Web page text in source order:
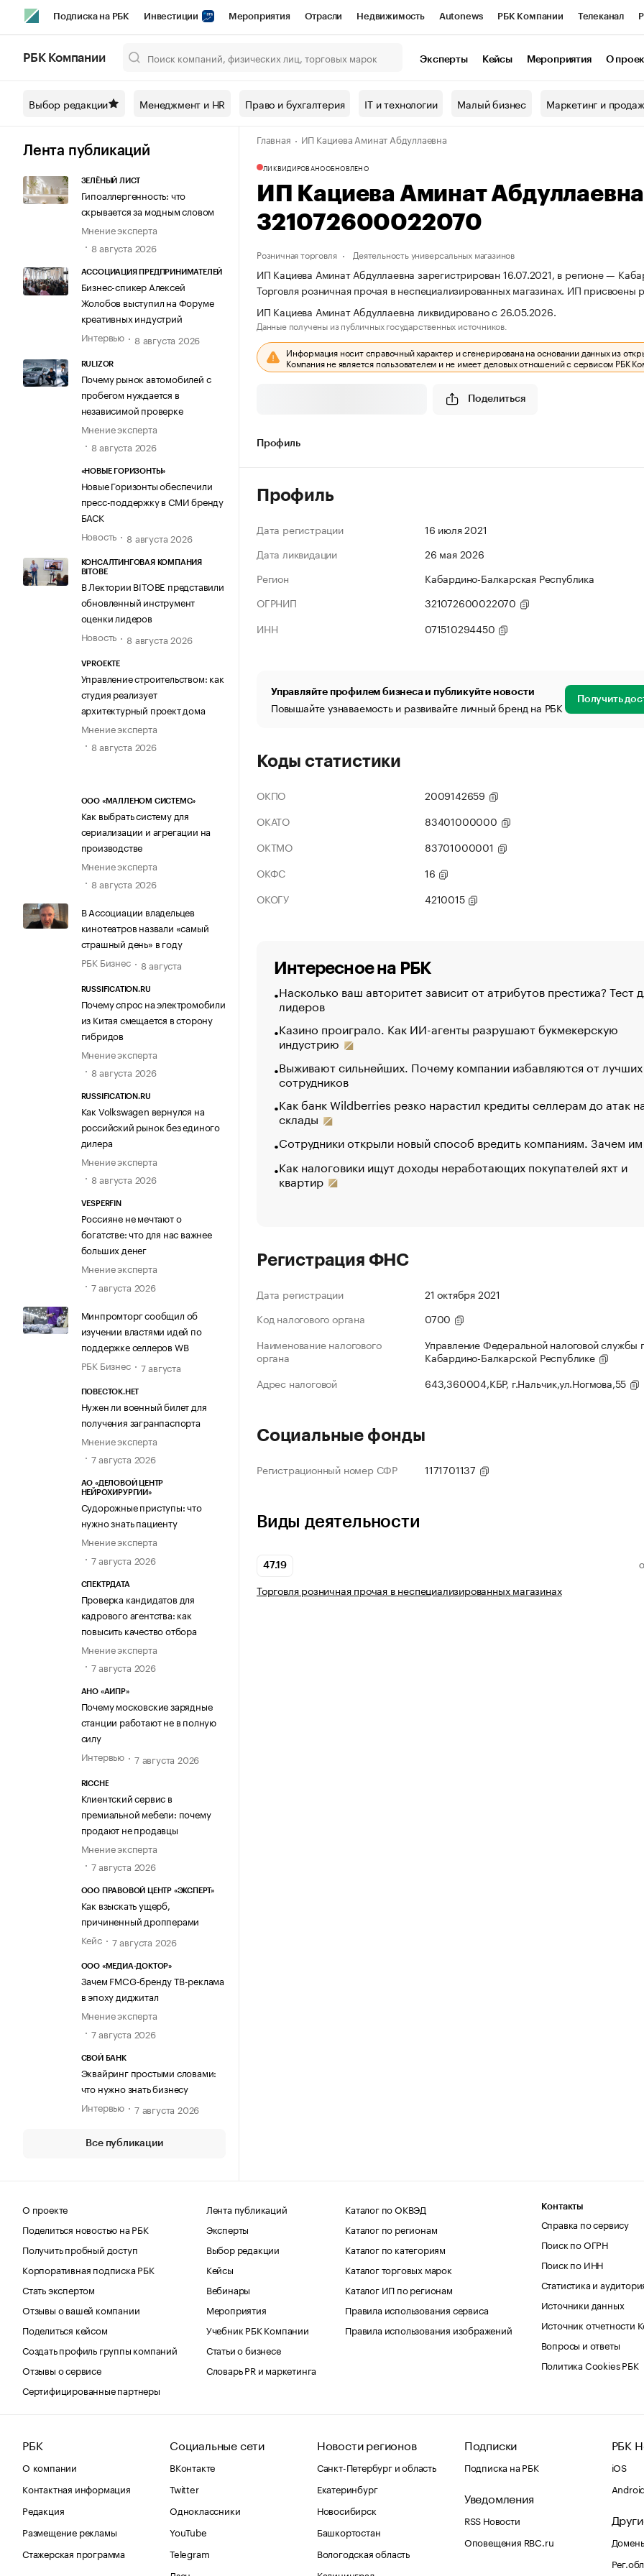
Подписка на РБК Инвестиции Мероприятия Отрасли Недвижимость Autonews РБК Компании Телеканал
Спецпроекты СПб Конференции СПб Спецпроекты Проверка контрагентов
Технологии и медиа Рынок наличной валюты
РБК Компании Эксперты Кейсы Мероприятия О
Выбор редакции Менеджмент и HR Право и бухгалтерия IT и технологии Малый бизнес Маркетинг и
Лента публикаций
ЗЕЛЁНЫЙ ЛИСТ
Гипоаллергенность: что
скрывается за модным словом
Мнение эксперта
8 августа 2026
АССОЦИАЦИЯ ПРЕДПРИНИМАТЕЛЕЙ
Бизнес-спикер Алексей
Жолобов выступил на Форуме
креативных индустрий
Интервью
8 августа 2026
RULIZOR
Почему рынок автомобилей с
пробегом нуждается в
независимой проверке
Мнение эксперта
8 августа 2026
«НОВЫЕ ГОРИЗОНТЫ»
Новые Горизонты обеспечили
пресс-поддержку в СМИ бренду
БАСК
Новость
8 августа 2026
КОНСАЛТИНГОВАЯ КОМПАНИЯ
BITOBE
В Лектории BITOBE представили
обновленный инструмент
оценки лидеров
Новость
8 августа 2026
VPROEKTE
Управление строительством: как
студия реализует
архитектурный проект дома
Мнение эксперта
8 августа 2026
ООО «МАЛЛЕНОМ СИСТЕМС»
Как выбрать систему для
сериализации и агрегации на
производстве
Мнение эксперта
8 августа 2026
В Ассоциации владельцев
кинотеатров назвали «самый
страшный день» в году
РБК Бизнес
8 августа
RUSSIFICATION.RU
Почему спрос на электромобили
из Китая смещается в сторону
гибридов
Мнение эксперта
8 августа 2026
RUSSIFICATION.RU
Как Volkswagen вернулся на
российский рынок без единого
дилера
Мнение эксперта
8 августа 2026
VESPERFIN
Россияне не мечтают о
богатстве: что для нас важнее
больших денег
Мнение эксперта
7 августа 2026
Минпромторг сообщил об
изучении властями идей по
поддержке селлеров WB
РБК Бизнес
7 августа
ПОВЕСТОК.НЕТ
Нужен ли военный билет для
получения загранпаспорта
Мнение эксперта
7 августа 2026
АО «ДЕЛОВОЙ ЦЕНТР
НЕЙРОХИРУРГИИ»
Судорожные приступы: что
нужно знать пациенту
Мнение эксперта
7 августа 2026
СПЕКТРДАТА
Проверка кандидатов для
кадрового агентства: как
повысить качество отбора
Мнение эксперта
7 августа 2026
АНО «АИПР»
Почему московские зарядные
станции работают не в полную
силу
Интервью
7 августа 2026
RICCHE
Клиентский сервис в
премиальной мебели: почему
продают не продавцы
Мнение эксперта
7 августа 2026
ООО ПРАВОВОЙ ЦЕНТР «ЭКСПЕРТ»
Как взыскать ущерб,
причиненный дропперами
Кейс
7 августа 2026
ООО «МЕДИА-ДОКТОР»
Зачем FMCG-бренду ТВ-реклама
в эпоху диджитал
Мнение эксперта
7 августа 2026
СВОЙ БАНК
Эквайринг простыми словами:
что нужно знать бизнесу
Интервью
7 августа 2026
Все публикации
Главная ИП Кациева Аминат Абдуллаевна
ЛИКВИДИРОВАНООБНОВЛЕНО
ИП Кациева Аминат
321072600022070
Розничная торговля Деятельность универсальных магазинов
ИП Кациева Аминат Абдуллаевна зарегистрирован 16.07.2021, в регионе —
Торговля розничная прочая в неспециализированных магазинах. ИП
ИП Кациева Аминат Абдуллаевна ликвидировано с 26.05.2026.
Данные получены из публичных государственных источников.
Информация носит справочный характер и сгенерирована на основании данных из
Компания не является пользователем и не имеет деловых отношений с сервисом РБК
Поделиться
Профиль
Профиль
Дата регистрации
16 июля 2021
Дата ликвидации
26 мая 2026
Регион
Кабардино-Балкарская Республика
ОГРНИП
321072600022070
ИНН
071510294450
Управляйте профилем бизнеса и публикуйте новости
Повышайте узнаваемость и развивайте личный бренд на РБК Получить
Коды статистики
ОКПО
2009142659
ОКАТО
83401000000
ОКТМО
83701000001
ОКФС
16
ОКОГУ
4210015
Интересное на РБК
Насколько ваш авторитет зависит от атрибутов престижа? Тест
лидеров
Казино проиграло. Как ИИ-агенты разрушают букмекерскую
индустрию
Выживают сильнейших. Почему компании избавляются от лучших
сотрудников
Как банк Wildberries резко нарастил кредиты селлерам до атак
склады
Сотрудники открыли новый способ вредить компаниям. Зачем
Как налоговики ищут доходы неработающих покупателей яхт и
квартир
Регистрация ФНС
Дата регистрации
21 октября 2021
Код налогового органа
0700
Наименование налогового
органа
Управление Федеральной налоговой службы
Кабардино-Балкарской Республике
Адрес налоговой
643,360004,КБР, г.Нальчик,ул.Ногмова,55
Социальные фонды
Регистрационный номер СФР 1171701137
Виды деятельности
47.19
Торговля розничная прочая в неспециализированных магазинах
О проекте
Поделиться новостью на РБК
Получить пробный доступ
Корпоративная подписка РБК
Стать экспертом
Отзывы о вашей компании
Поделиться кейсом
Создать профиль группы компаний
Отзывы о сервисе
Сертифицированные партнеры
Лента публикаций
Эксперты
Выбор редакции
Кейсы
Вебинары
Мероприятия
Учебник РБК Компании
Статьи о бизнесе
Словарь PR и маркетинга
Каталог по ОКВЭД
Каталог по регионам
Каталог по категориям
Каталог торговых марок
Каталог ИП по регионам
Правила использования сервиса
Правила использования изображений
Контакты
Справка по сервису
Поиск по ОГРН
Поиск по ИНН
Статистика и
Источники данных
Источник отчетности
Вопросы и ответы
Политика Cookies РБК
РБК
О компании
Контактная информация
Редакция
Размещение рекламы
Стажерская программа
Социальные сети
ВКонтакте
Twitter
Одноклассники
YouTube
Telegram
Новости регионов
Санкт-Петербург и область
Екатеринбург
Новосибирск
Башкортостан
Вологодская область
Подписки
Подписка на РБК
Уведомления
RSS Новости
Оповещения RBC.ru
РБК
iOS